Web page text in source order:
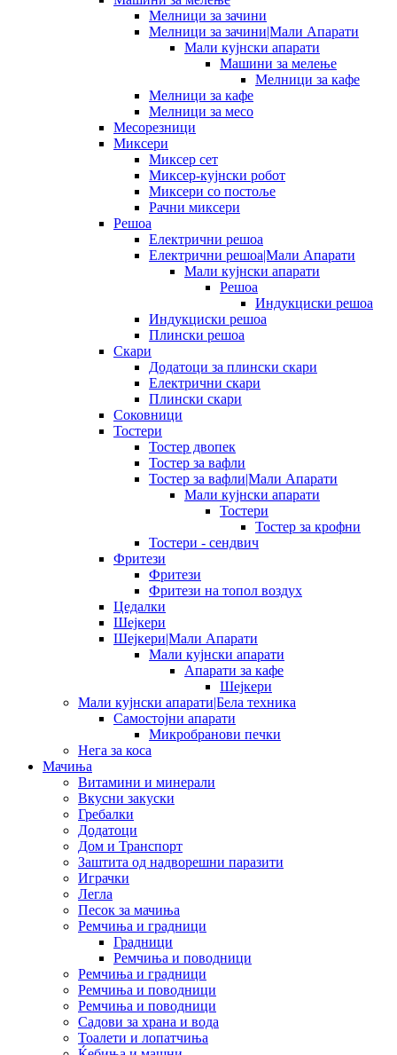
Мелници за зачини
Мелници за зачини|Мали Апарати
Мали кујнски апарати
Машини за мелење
Мелници за кафе
Мелници за кафе
Мелници за месо
Месорезници
Миксери
Миксер сет
Миксер-кујнски робот
Миксери со постоље
Рачни миксери
Решоа
Електрични решоа
Електрични решоа|Мали Апарати
Мали кујнски апарати
Решоа
Индукциски решоа
Индукциски решоа
Плински решоа
Скари
Додатоци за плински скари
Електрични скари
Плински скари
Соковници
Тостери
Тостер двопек
Тостер за вафли
Тостер за вафли|Мали Апарати
Мали кујнски апарати
Тостери
Тостер за крофни
Тостери - сендвич
Фритези
Фритези
Фритези на топол воздух
Цедалки
Шејкери
Шејкери|Мали Апарати
Мали кујнски апарати
Апарати за кафе
Шејкери
Мали кујнски апарати|Бела техника
Самостојни апарати
Микробранови печки
Нега за коса
Мачиња
Витамини и минерали
Вкусни закуски
Гребалки
Додатоци
Дом и Транспорт
Заштита од надворешни паразити
Играчки
Легла
Песок за мачиња
Ремчиња и градници
Градници
Ремчиња и поводници
Ремчиња и градници
Ремчиња и поводници
Ремчиња и поводници
Садови за храна и вода
Тоалети и лопатчиња